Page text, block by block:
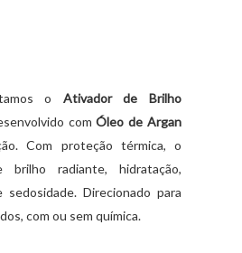
o Ativador de Brilho
comÓleo de Argan
Com proteção térmica, o
brilho radiante, hidratação,
sedosidade. Direcionado para
com ou sem química. ⠀